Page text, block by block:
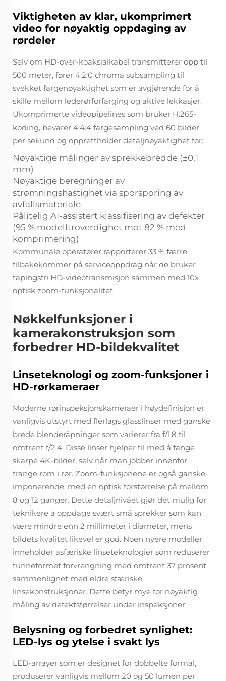
Viktigheten av klar, ukomprimert
video for nøyaktig oppdaging av
rørdeler
Selv om HD-over-koaksialkabel transmitterer opp til
500 meter, fører 4:2:0 chroma subsampling til
svekket fargenøyaktighet som er avgjørende for å
skille mellom lederørforfarging og aktive lekkasjer.
Ukomprimerte videopipelines som bruker H.265-
koding, bevarer 4:4:4 fargesampling ved 60 bilder
per sekund og opprettholder detaljnøyaktighet for:
Nøyaktige målinger av sprekkebredde (±0,1
mm)
Nøyaktige beregninger av
strømningshastighet via sporsporing av
avfallsmateriale
Pålitelig AI-assistert klassifisering av defekter
(95 % modelltroverdighet mot 82 % med
komprimering)
Kommunale operatører rapporterer 33 % færre
tilbakekommer på serviceoppdrag når de bruker
tapingsfri HD-videotransmisjon sammen med 10x
optisk zoom-funksjonalitet.
Nøkkelfunksjoner i
kamerakonstruksjon som
forbedrer HD-bildekvalitet
Linseteknologi og zoom-funksjoner i
HD-rørkameraer
Moderne rørinspeksjonskameraer i høydefinisjon er
vanligvis utstyrt med flerlags glasslinser med ganske
brede blenderåpninger som varierer fra f/1.8 til
omtrent f/2.4. Disse linser hjelper til med å fange
skarpe 4K-bilder, selv når man jobber innenfor
trange rom i rør. Zoom-funksjonene er også ganske
imponerende, med en optisk forstørrelse på mellom
8 og 12 ganger. Dette detaljnivået gjør det mulig for
teknikere å oppdage svært små sprekker som kan
være mindre enn 2 millimeter i diameter, mens
bildets kvalitet likevel er god. Noen nyere modeller
inneholder asfæriske linseteknologier som reduserer
tunneformet forvrengning med omtrent 37 prosent
sammenlignet med eldre sfæriske
linsekonstruksjoner. Dette betyr mye for nøyaktig
måling av defektstørrelser under inspeksjoner.
Belysning og forbedret synlighet:
LED-lys og ytelse i svakt lys
LED-arrayer som er designet for dobbelte formål,
produserer vanligvis mellom 20 og 50 lumen per